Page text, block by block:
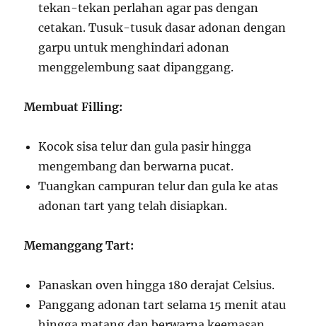
tekan-tekan perlahan agar pas dengan
cetakan. Tusuk-tusuk dasar adonan dengan
garpu untuk menghindari adonan
menggelembung saat dipanggang.
Membuat Filling:
Kocok sisa telur dan gula pasir hingga
mengembang dan berwarna pucat.
Tuangkan campuran telur dan gula ke atas
adonan tart yang telah disiapkan.
Memanggang Tart:
Panaskan oven hingga 180 derajat Celsius.
Panggang adonan tart selama 15 menit atau